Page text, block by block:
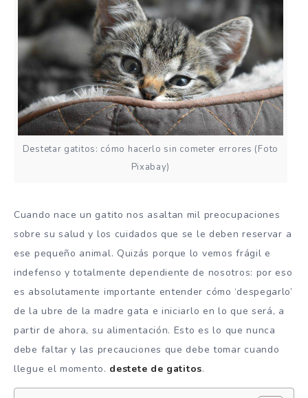
Destetar gatitos: cómo hacerlo sin cometer errores (Foto
Pixabay)
Cuando nace un gatito nos asaltan mil preocupaciones
sobre su salud y los cuidados que se le deben reservar a
ese pequeño animal. Quizás porque lo vemos frágil e
indefenso y totalmente dependiente de nosotros: por eso
es absolutamente importante entender cómo ‘despegarlo’
de la ubre de la madre gata e iniciarlo en lo que será, a
partir de ahora, su alimentación. Esto es lo que nunca
debe faltar y las precauciones que debe tomar cuando
llegue el momento. destete de gatitos.